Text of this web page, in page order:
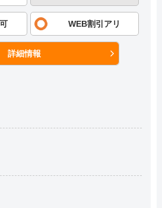
WEB割引アリ
詳細情報